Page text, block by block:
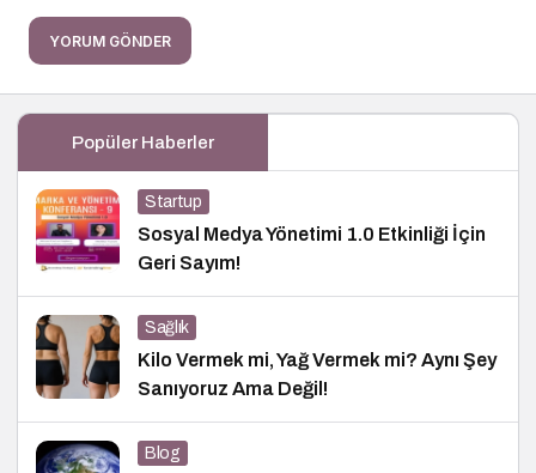
YORUM GÖNDER
Popüler Haberler
Startup
Sosyal Medya Yönetimi 1.0 Etkinliği İçin
Geri Sayım!
Sağlık
Kilo Vermek mi, Yağ Vermek mi? Aynı Şey
Sanıyoruz Ama Değil!
Blog